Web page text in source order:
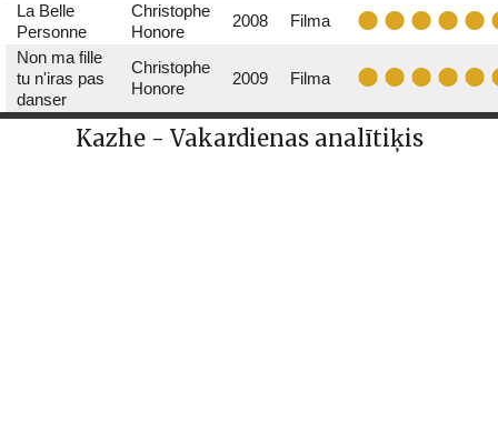
La Belle
Personne
Christophe
Honore
2008
Filma
Non ma fille
tu n'iras pas
danser
Christophe
Honore
2009 Filma
Kazhe - Vakardienas analītiķis